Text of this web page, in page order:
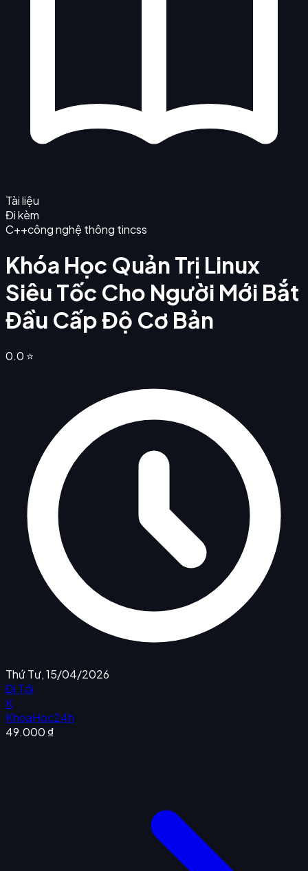
Tài liệu
Đi kèm
C++công nghệ thông tincss
Khóa Học Quản Trị Linux
Siêu Tốc Cho Người Mới Bắt
Đầu Cấp Độ Cơ Bản
0.0 ⭐
Thứ Tư, 15/04/2026
Đi Tới
K
KhoaHoc24h
49.000 ₫